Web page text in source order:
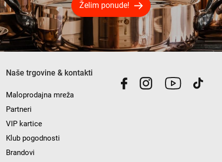
Želim ponude!
Naše trgovine & kontakti
Maloprodajna mreža
Partneri
VIP kartice
Klub pogodnosti
Brandovi